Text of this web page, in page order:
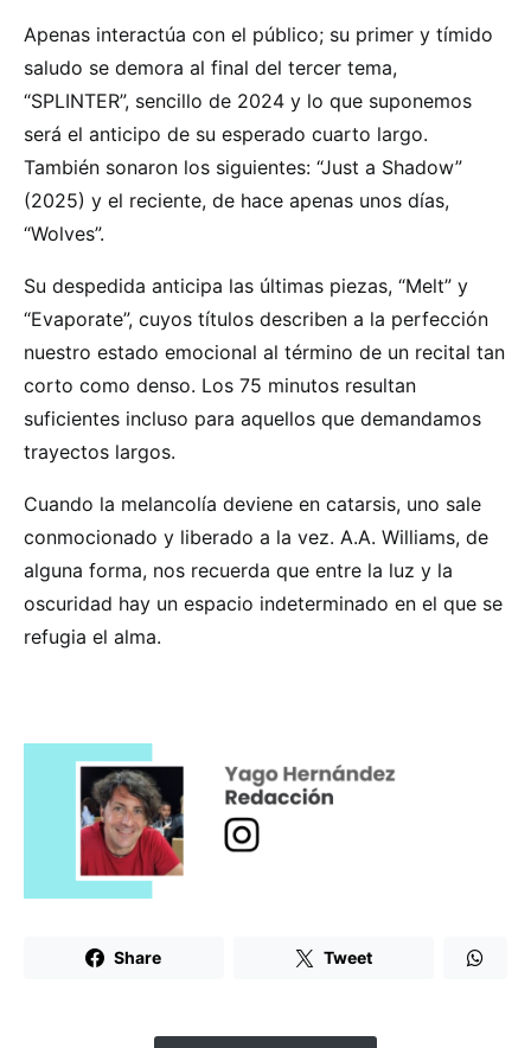
Apenas interactúa con el público; su primer y tímido
saludo se demora al final del tercer tema,
“SPLINTER”, sencillo de 2024 y lo que suponemos
será el anticipo de su esperado cuarto largo.
También sonaron los siguientes: “Just a Shadow”
(2025) y el reciente, de hace apenas unos días,
“Wolves”.
Su despedida anticipa las últimas piezas, “Melt” y
“Evaporate”, cuyos títulos describen a la perfección
nuestro estado emocional al término de un recital tan
corto como denso. Los 75 minutos resultan
suficientes incluso para aquellos que demandamos
trayectos largos.
Cuando la melancolía deviene en catarsis, uno sale
conmocionado y liberado a la vez. A.A. Williams, de
alguna forma, nos recuerda que entre la luz y la
oscuridad hay un espacio indeterminado en el que se
refugia el alma.
Share Tweet